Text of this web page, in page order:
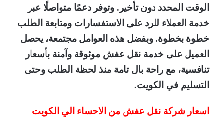
الوقت المحدد دون تأخير. وتوفر دعمًا متواصلًا عبر
خدمة العملاء للرد على الاستفسارات ومتابعة الطلب
خطوة بخطوة. وبفضل هذه العوامل مجتمعة، يحصل
العميل على خدمة نقل عفش موثوقة وآمنة بأسعار
تنافسية، مع راحة بال تامة منذ لحظة الطلب وحتى
التسليم في الكويت.
اسعار شركة نقل عفش من الاحساء الي الكويت